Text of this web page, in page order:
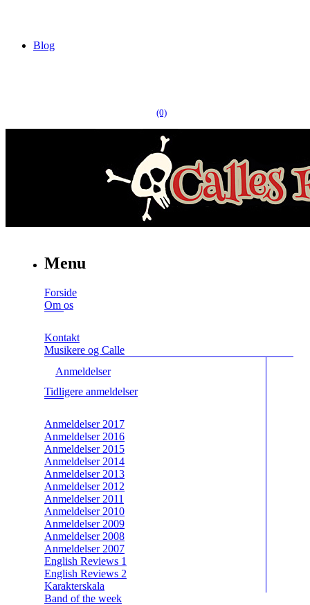
Blog
(0)
Menu
Forside
Om os
Kontakt
Musikere og Calle
Anmeldelser
Tidligere anmeldelser
Anmeldelser 2017
Anmeldelser 2016
Anmeldelser 2015
Anmeldelser 2014
Anmeldelser 2013
Anmeldelser 2012
Anmeldelser 2011
Anmeldelser 2010
Anmeldelser 2009
Anmeldelser 2008
Anmeldelser 2007
English Reviews 1
English Reviews 2
Karakterskala
Band of the week